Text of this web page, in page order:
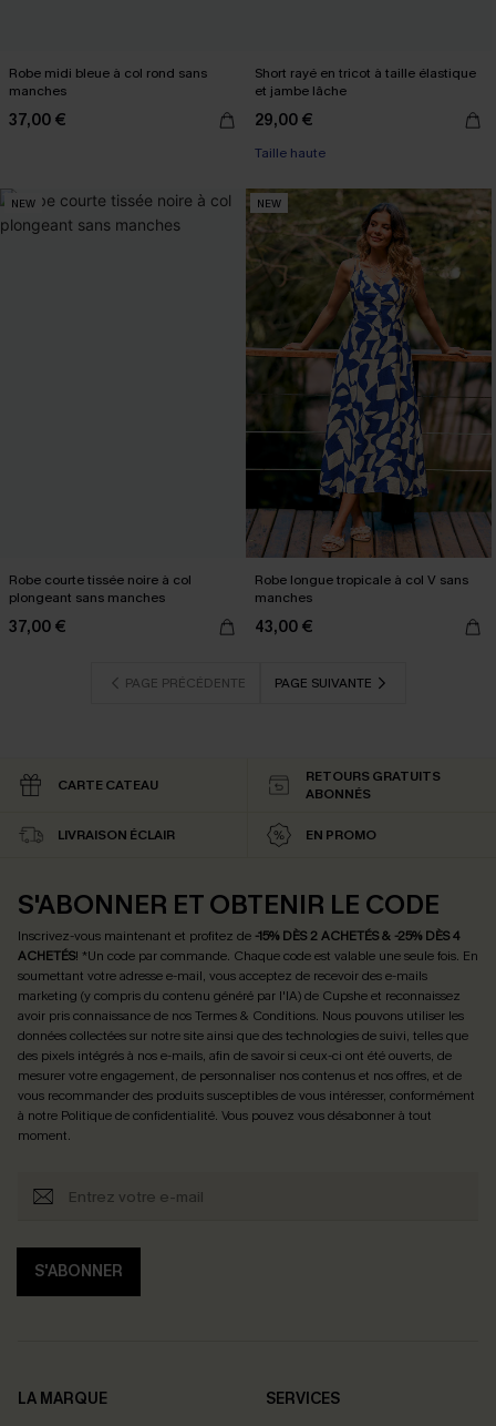
Robe midi bleue à col rond sans
manches
37,00 €
Short rayé en tricot à taille élastique
et jambe lâche
29,00 €
Taille haute
NEW
Robe courte tissée noire à col
plongeant sans manches
37,00 €
NEW
Robe longue tropicale à col V sans
manches
43,00 €
PAGE PRÉCÉDENTE PAGE SUIVANTE
CARTE CATEAU
RETOURS GRATUITS
ABONNÉS
LIVRAISON ÉCLAIR EN PROMO
S'ABONNER ET OBTENIR LE CODE
Inscrivez-vous maintenant et profitez de -15% DÈS 2 ACHETÉS & -25% DÈS 4
ACHETÉS! *Un code par commande. Chaque code est valable une seule fois. En
soumettant votre adresse e-mail, vous acceptez de recevoir des e-mails
marketing (y compris du contenu généré par l'IA) de Cupshe et reconnaissez
avoir pris connaissance de nosTermes & Conditions. Nous pouvons utiliser les
données collectées sur notre site ainsi que des technologies de suivi, telles que
des pixels intégrés à nos e-mails, afin de savoir si ceux-ci ont été ouverts, de
mesurer votre engagement, de personnaliser nos contenus et nos offres, et de
vous recommander des produits susceptibles de vous intéresser, conformément
à notre Politique de confidentialité. Vous pouvez vous désabonner à tout
moment.
S'ABONNER
LA MARQUE
SERVICES